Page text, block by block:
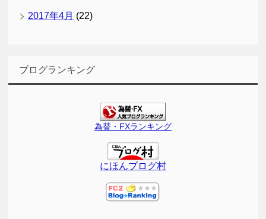
2017年4月 (22)
ブログランキング
為替・FXランキング
にほんブログ村